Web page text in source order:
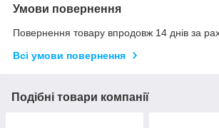
Умови повернення
Повернення товару впродовж 14 днів за
Всі умови повернення
Подібні товари компанії